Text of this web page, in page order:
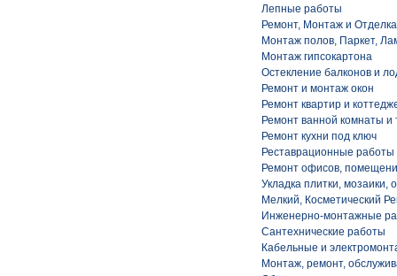
Лепные работы
Ремонт, Монтаж и
Монтаж полов, Паркет,
Монтаж гипсокартона
Остекление балконов и
Ремонт и монтаж окон
Ремонт квартир и
Ремонт ванной комнаты и
Ремонт кухни под ключ
Реставрационные работы
Ремонт офисов,
Укладка плитки, мозаики,
Мелкий, Косметический
Инженерно-монтажные
Сантехнические работы
Кабельные и
Монтаж, ремонт,